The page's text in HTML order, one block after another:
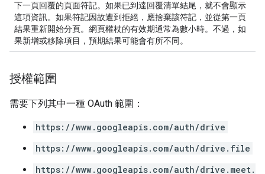
下一頁回覆的頁面符記。如果已到達回覆清單結尾，就不會顯示
這項資訊。如果符記因故遭到拒絕，應捨棄該符記，並從第一頁
結果重新開始分頁。網頁權杖的有效期通常為數小時。不過，如
果新增或移除項目，預期結果可能會有所不同。
授權範圍
需要下列其中一種 OAuth 範圍：
https://www.googleapis.com/auth/drive
https://www.googleapis.com/auth/drive.file
https://www.googleapis.com/auth/drive.meet.